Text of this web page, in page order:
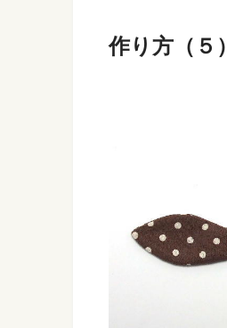
作り方（５）